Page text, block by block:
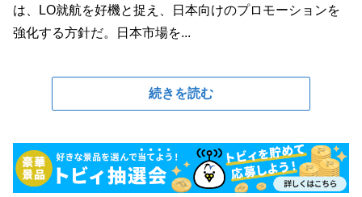
は、LO就航を好機と捉え、日本向けのプロモーションを
強化する方針だ。日本市場を...
続きを読む